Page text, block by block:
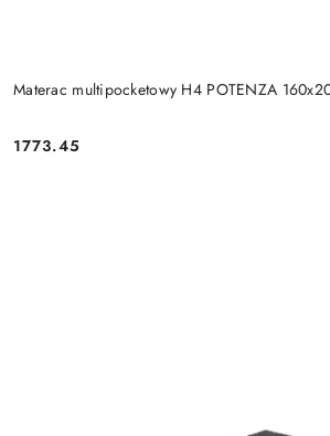
Materac multipocketowy H4 POTENZA
Cena:
1773.45